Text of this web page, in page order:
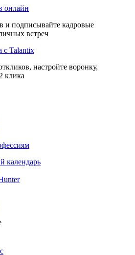
онлайн
и подписывайте кадровые
встреч
с Talantix
настройте воронку,
клика
календарь